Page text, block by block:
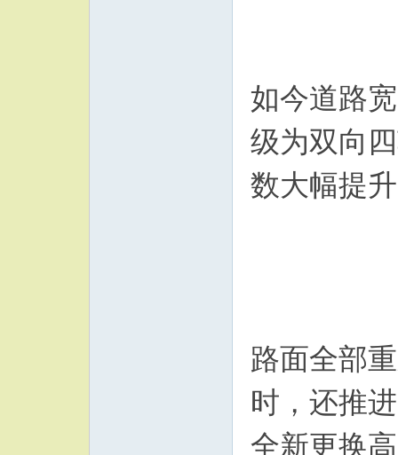
如今道路
级为双向
数大幅提
路面全部
时，还推
全新更换